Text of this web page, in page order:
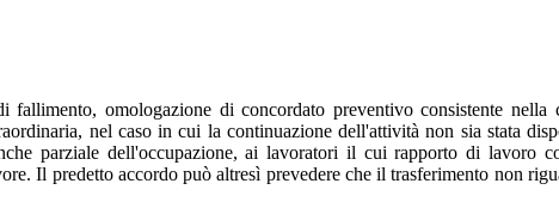
omologazione di concordato preventivo consistente nella
nel caso in cui la continuazione dell'attività non sia stata
parziale dell'occupazione, ai lavoratori il cui rapporto di lavoro
Il predetto accordo può altresì prevedere che il trasferimento non